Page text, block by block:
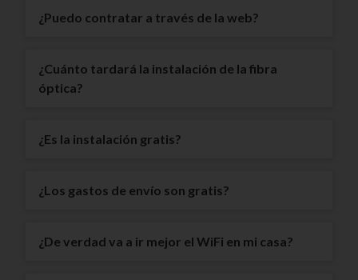
¿Puedo contratar a través de la web?
¿Cuánto tardará la instalación de la fibra
óptica?
¿Es la instalación gratis?
¿Los gastos de envío son gratis?
¿De verdad va a ir mejor el WiFi en mi casa?